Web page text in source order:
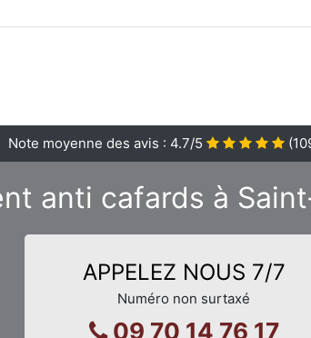
Note moyenne des avis : 4.7/5 (
anti cafards à
APPELEZ NOUS 7/7
Numéro non surtaxé
09 70 14 76 17